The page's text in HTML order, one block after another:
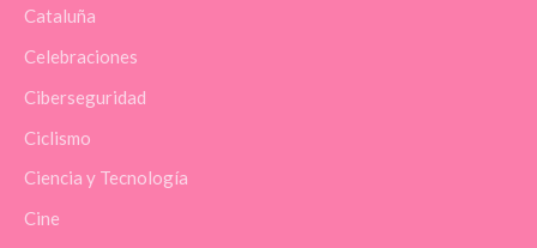
Cataluña
Celebraciones
Ciberseguridad
Ciclismo
Ciencia y Tecnología
Cine